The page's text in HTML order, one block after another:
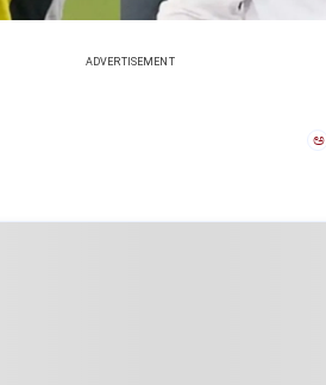
ADVERTISEMENT
ಅ